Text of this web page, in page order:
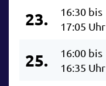
23.
16:30 bis
17:05 Uhr
25.
16:00 bis
16:35 Uhr